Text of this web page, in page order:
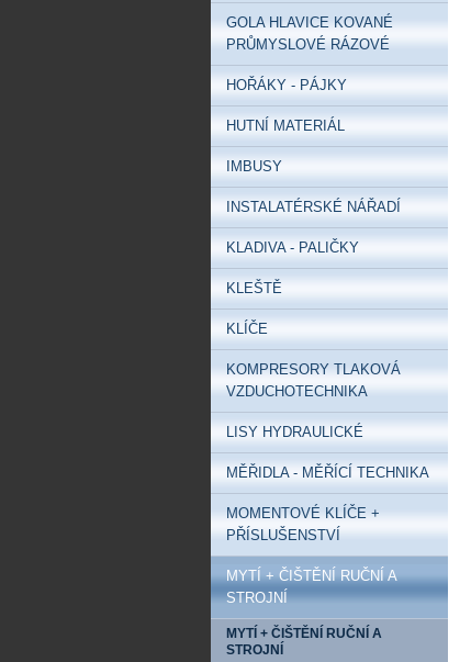
GOLA HLAVICE KOVANÉ
PRŮMYSLOVÉ RÁZOVÉ
HOŘÁKY - PÁJKY
HUTNÍ MATERIÁL
IMBUSY
INSTALATÉRSKÉ NÁŘADÍ
KLADIVA - PALIČKY
KLEŠTĚ
KLÍČE
KOMPRESORY TLAKOVÁ
VZDUCHOTECHNIKA
LISY HYDRAULICKÉ
MĚŘIDLA - MĚŘÍCÍ TECHNIKA
MOMENTOVÉ KLÍČE +
PŘÍSLUŠENSTVÍ
MYTÍ + ČIŠTĚNÍ RUČNÍ A
STROJNÍ
MYTÍ + ČIŠTĚNÍ RUČNÍ A
STROJNÍ